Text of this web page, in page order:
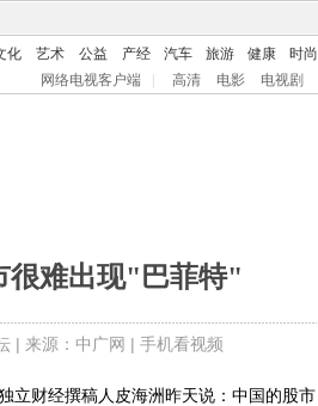
化 艺术 公益 产经 汽车 旅游 健康 时尚
网络电视客户端 高清 电影 电视剧
很难出现"巴菲特"
| 来源：中广网 | 手机看视频
财经撰稿人皮海洲昨天说：中国的股市